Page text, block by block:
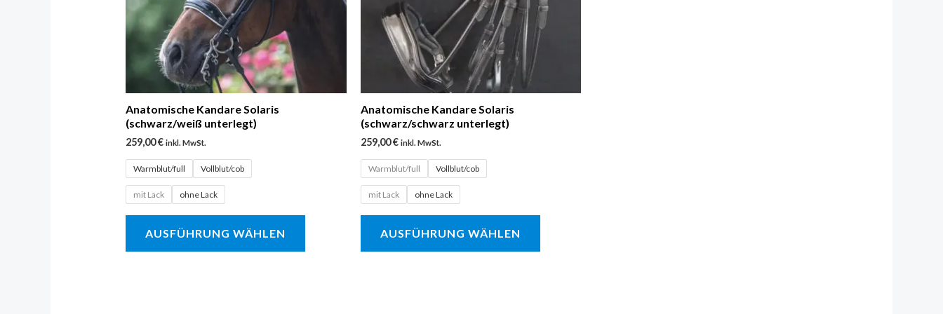
Anatomische Kandare Solaris
(schwarz/weiß unterlegt)
259,00€ inkl. MwSt.
Warmblut/full Vollblut/cob
mit Lack ohne Lack
AUSFÜHRUNG WÄHLEN
ProduktseiteAnatomische Kandare Solaris
(schwarz/schwarz unterlegt)
259,00€ inkl. MwSt.
Warmblut/full Vollblut/cob
mit Lack ohne Lack
AUSFÜHRUNG WÄHLEN
Die
Optionen